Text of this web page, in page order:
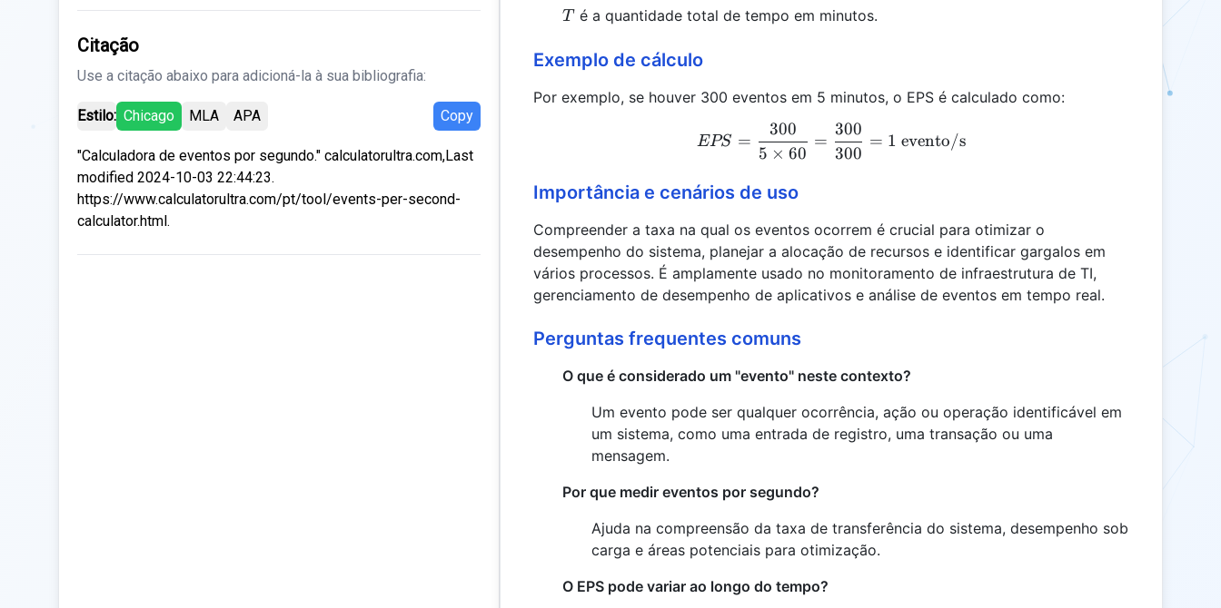
Citação
Use a citação abaixo para adicioná-la à sua bibliografia:
Estilo: Chicago MLA APA Copy
"Calculadora de eventos por segundo." calculatorultra.com,Last
modified 2024-10-03 22:44:23.
https://www.calculatorultra.com/pt/tool/events-per-second-
calculator.html.
T
T é a quantidade total de tempo em minutos.
Exemplo de cálculo
Por exemplo, se houver 300 eventos em 5 minutos, o EPS é calculado como:
EPS = \frac{300}{5 \times 60} =
EPS =
5 × 60
300
=
300
300
= 1 evento/s
Importância e cenários de uso
Compreender a taxa na qual os eventos ocorrem é crucial para otimizar o
desempenho do sistema, planejar a alocação de recursos e identificar gargalos em
vários processos. É amplamente usado no monitoramento de infraestrutura de TI,
gerenciamento de desempenho de aplicativos e análise de eventos em tempo real.
Perguntas frequentes comuns
O que é considerado um "evento" neste contexto?
Um evento pode ser qualquer ocorrência, ação ou operação identificável em
um sistema, como uma entrada de registro, uma transação ou uma
mensagem.
Por que medir eventos por segundo?
Ajuda na compreensão da taxa de transferência do sistema, desempenho sob
carga e áreas potenciais para otimização.
O EPS pode variar ao longo do tempo?